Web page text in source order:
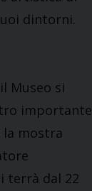
dintorni.
Museo si
importante
mostra
terrà dal 22